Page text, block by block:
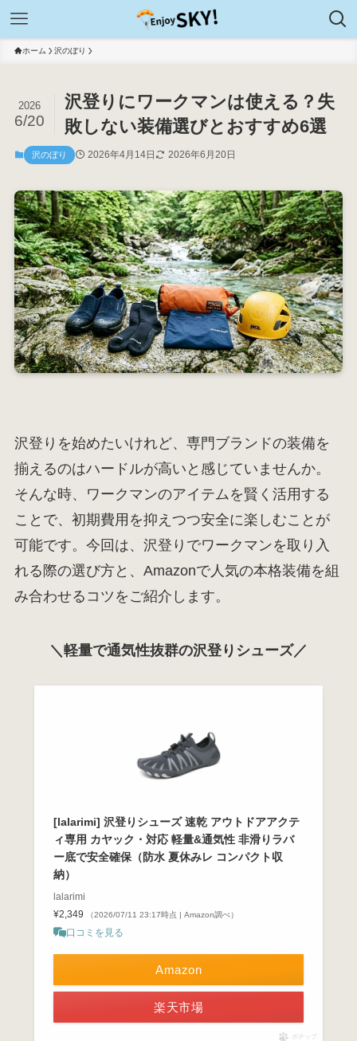
ホーム 沢のぼり
沢登りにワークマンは使える？失
敗しない装備選びとおすすめ6選
2026
6/20
沢のぼり 2026年4月14日 2026年6月20日
沢登りを始めたいけれど、専門ブランドの装備を
揃えるのはハードルが高いと感じていませんか。
そんな時、ワークマンのアイテムを賢く活用する
ことで、初期費用を抑えつつ安全に楽しむことが
可能です。今回は、沢登りでワークマンを取り入
れる際の選び方と、Amazonで人気の本格装備を組
み合わせるコツをご紹介します。
＼軽量で通気性抜群の沢登りシューズ／
[lalarimi] 沢登りシューズ 速乾 アウトドアアクテ
ィ専用 カヤック・対応 軽量&通気性 非滑りラバ
ー底で安全確保（防水 夏休みレ コンパクト収
納）
lalarimi
¥2,349
（2026/07/11 23:17時点 | Amazon調べ）
口コミを見る
Amazon
楽天市場
ポチップ